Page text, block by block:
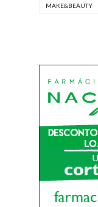
MAKE&BEAUTY